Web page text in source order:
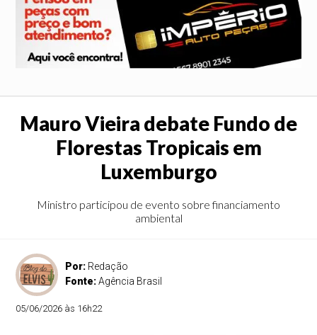
Mauro Vieira debate Fundo de
Florestas Tropicais em
Luxemburgo
Ministro participou de evento sobre financiamento
ambiental
Por: Redação
Fonte:Agência Brasil
05/06/2026 às 16h22